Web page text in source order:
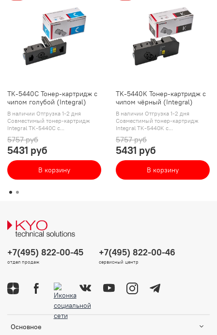
TK-5440C Тонер-картридж с
чипом голубой (Integral)
В наличии Отгрузка 1-2 дня
Совместимый тонер-картридж
Integral TK-5440C с...
5757 руб
5431 руб
В корзину
TK-5440K Тонер-картридж с
чипом чёрный (Integral)
В наличии Отгрузка 1-2 дня
Совместимый тонер-картридж
Integral TK-5440K с...
5757 руб
5431 руб
В корзину
Основное
+7(495) 822-00-45
отдел продаж
+7(495) 822-00-46
сервисный центр